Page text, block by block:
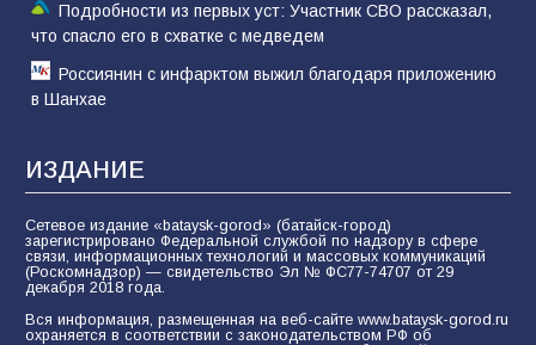
Подробности из первых уст: Участник СВО рассказал,
что спасло его в схватке с медведем
Россиянин с инфарктом выжил благодаря приложению
в Шанхае
ИЗДАНИЕ
Сетевое издание «bataysk-gorod» (батайск-город)
зарегистрировано Федеральной службой по надзору в сфере
связи, информационных технологий и массовых коммуникаций
(Роскомнадзор) — свидетельство Эл № ФС77-74707 от 29
декабря 2018 года.
Вся информация, размещенная на веб-сайте www.bataysk-gorod.ru
охраняется в соответствии с законодательством РФ об